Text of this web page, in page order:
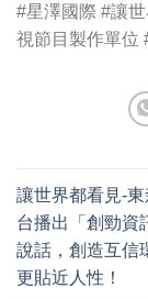
#星澤國際 #讓
視節目製作單位
讓世界都看見-
台播出「創勁資
說話，創造互信
更貼近人性！